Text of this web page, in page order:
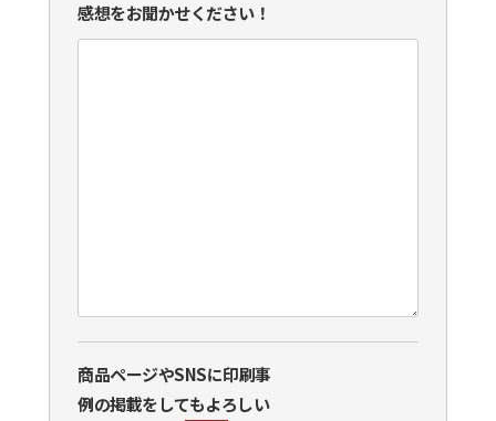
感想をお聞かせください！
商品ページやSNSに印刷事
例の掲載をしてもよろしい